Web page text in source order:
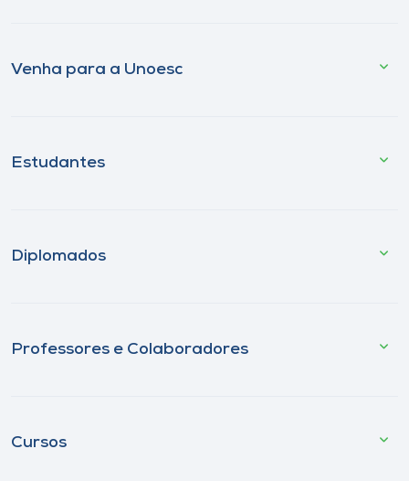
Venha para a Unoesc
Estudantes
Diplomados
Professores e Colaboradores
Cursos